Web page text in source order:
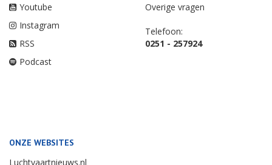
Youtube
Instagram
RSS
Podcast
Overige vragen
Telefoon:
0251 - 257924
ONZE WEBSITES
Luchtvaartnieuws.nl